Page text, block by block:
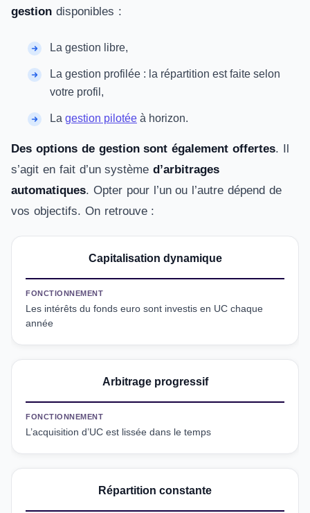
gestion disponibles :
La gestion libre,
La gestion profilée : la répartition est faite selon
votre profil,
La gestion pilotée à horizon.
Des options de gestion sont également offertes. Il
s’agit en fait d’un systèmed’arbitrages
automatiques. Opter pour l’un ou l’autre dépend de
vos objectifs. On retrouve :
Capitalisation dynamique
FONCTIONNEMENT
Les intérêts du fonds euro sont investis en UC chaque
année
Arbitrage progressif
FONCTIONNEMENT
L’acquisition d’UC est lissée dans le temps
Répartition constante